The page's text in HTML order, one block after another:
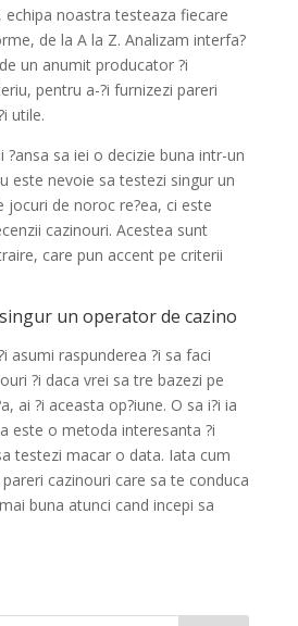
noastra testeaza fiecare
de la A la Z. Analizam interfa?
un anumit producator ?i
pentru a-?i furnizezi pareri
utile.
?ansa sa iei o decizie buna intr-un
este nevoie sa testezi singur un
de noroc re?ea, ci este
cazinouri. Acestea sunt
care pun accent pe criterii
un operator de cazino
asumi raspunderea ?i sa faci
?i daca vrei sa tre bazezi pe
ai ?i aceasta op?iune. O sa i?i ia
este o metoda interesanta ?i
testezi macar o data. Iata cum
cazinouri care sa te conduca
buna atunci cand incepi sa